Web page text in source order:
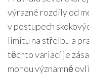
výrazné rozdíly od
v postupech
limitu na střelbu a
těchto variací je
mohou významně